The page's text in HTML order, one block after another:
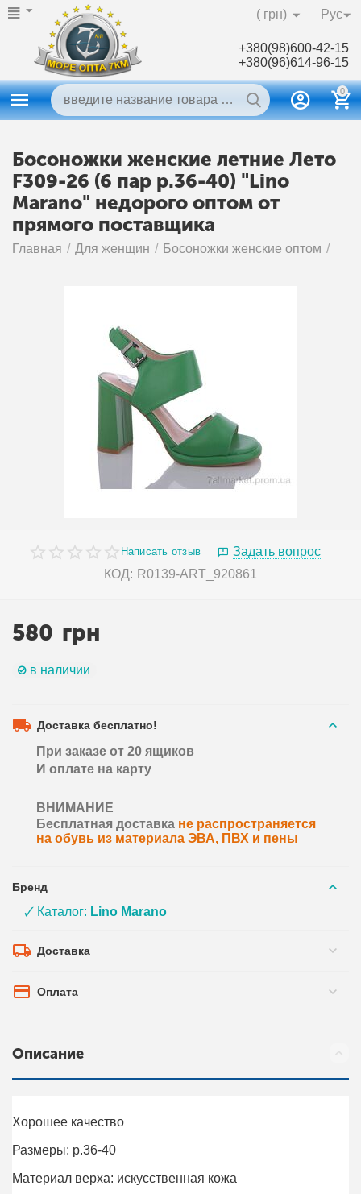
Рус
( грн)
+380(98)600-42-15
+380(96)614-96-15
0
Босоножки женские летние Лето
F309-26 (6 пар р.36-40) "Lino
Marano" недорого оптом от
прямого поставщика
Главная / Для женщин / Босоножки женские оптом /
Написать отзыв
Задать вопрос
КОД: R0139-ART_920861
580 грн
в наличии
Доставка бесплатно!
При заказе от 20 ящиков
И оплате на карту
ВНИМАНИЕ
Бесплатная доставка не распространяется
на обувь из материала ЭВА, ПВХ и пены
Бренд
🗸 Каталог: Lino Marano
Доставка
Оплата
Описание
Хорошее качество
Размеры: р.36-40
Материал верха: искусственная кожа